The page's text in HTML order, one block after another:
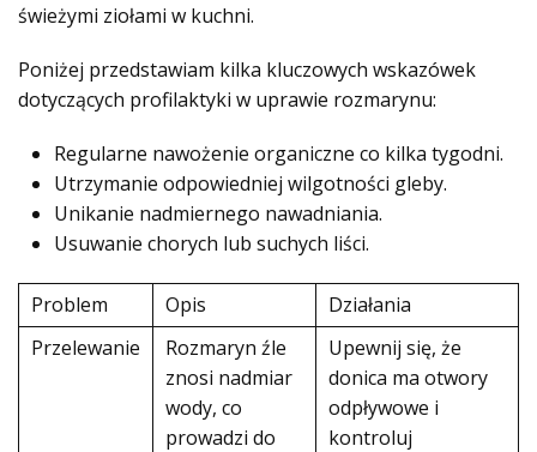
świeżymi ziołami w kuchni.
Poniżej przedstawiam kilka kluczowych wskazówek
dotyczących profilaktyki w uprawie rozmarynu:
Regularne nawożenie organiczne co kilka tygodni.
Utrzymanie odpowiedniej wilgotności gleby.
Unikanie nadmiernego nawadniania.
Usuwanie chorych lub suchych liści.
Problem Opis
Działania
Przelewanie
Rozmaryn źle
znosi nadmiar
wody, co
prowadzi do
Upewnij się, że
donica ma otwory
odpływowe i
kontroluj